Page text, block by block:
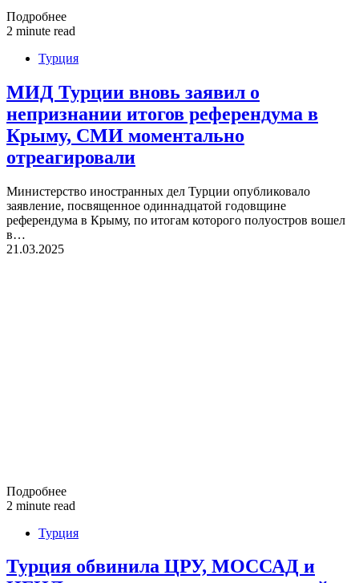
Подробнее
2 minute read
Турция
МИД Турции вновь заявил о
непризнании итогов референдума в
Крыму, СМИ моментально
отреагировали
Министерство иностранных дел Турции опубликовало
заявление, посвященное одиннадцатой годовщине
референдума в Крыму, по итогам которого полуостров вошел
в…
21.03.2025
Подробнее
2 minute read
Турция
Турция обвинила ЦРУ, МОССАД и